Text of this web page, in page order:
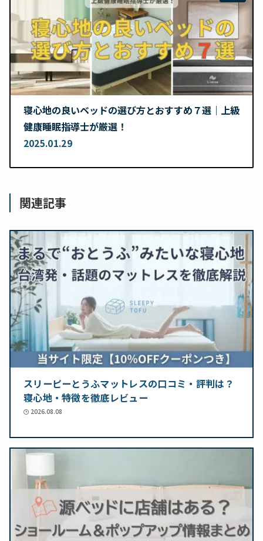
寝心地の良いベッドの選び方とおすすめ７選｜上級
健康睡眠指導士が厳選！
2025.01.29
関連記事
スリーピーとうふマットレスの口コミ・評判は？
寝心地・特徴を徹底レビュー
2026.08.08